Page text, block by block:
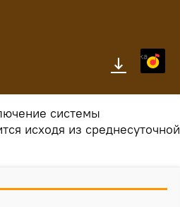
Яндекс.Музыка
системы
исходя из среднесуточной